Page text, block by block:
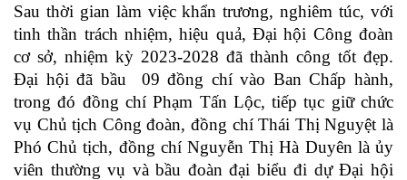
Sau thời gian làm việc khẩn trương, nghiêm túc, với
tinh thần trách nhiệm, hiệu quả, Đại hội Công đoàn
cơ sở, nhiệm kỳ 2023-2028 đã thành công tốt đẹp.
Đại hội đã bầu 09 đồng chí vào Ban Chấp hành,
trong đó đồng chí Phạm Tấn Lộc, tiếp tục giữ chức
vụ Chủ tịch Công đoàn, đồng chí Thái Thị Nguyệt là
Phó Chủ tịch, đồng chí Nguyễn Thị Hà Duyên là ủy
viên thường vụ và bầu đoàn đại biểu đi dự Đại hội